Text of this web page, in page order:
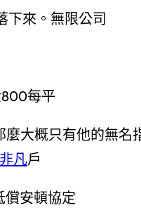
下來。無限公司
每平
大概只有他的無名
凡戶
償安頓協定